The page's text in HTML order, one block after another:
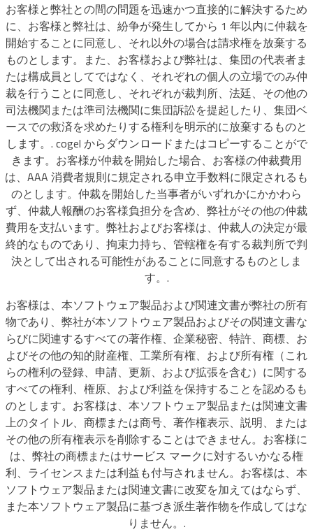
お客様と弊社との間の問題を迅速かつ直接的に解決するため
に、お客様と弊社は、紛争が発生してから 1 年以内に仲裁を
開始することに同意し、それ以外の場合は請求権を放棄する
ものとします。また、お客様および弊社は、集団の代表者ま
たは構成員としてではなく、それぞれの個人の立場でのみ仲
裁を行うことに同意し、それぞれが裁判所、法廷、その他の
司法機関または準司法機関に集団訴訟を提起したり、集団ベ
ースでの救済を求めたりする権利を明示的に放棄するものと
します。. cogel からダウンロードまたはコピーすることがで
きます。お客様が仲裁を開始した場合、お客様の仲裁費用
は、AAA 消費者規則に規定される申立手数料に限定されるも
のとします。仲裁を開始した当事者がいずれかにかかわら
ず、仲裁人報酬のお客様負担分を含め、弊社がその他の仲裁
費用を支払います。弊社およびお客様は、仲裁人の決定が最
終的なものであり、拘束力持ち、管轄権を有する裁判所で判
決として出される可能性があることに同意するものとしま
す。.
お客様は、本ソフトウェア製品および関連文書が弊社の所有
物であり、弊社が本ソフトウェア製品およびその関連文書な
らびに関連するすべての著作権、企業秘密、特許、商標、お
よびその他の知的財産権、工業所有権、および所有権（これ
らの権利の登録、申請、更新、および拡張を含む）に関する
すべての権利、権原、および利益を保持することを認めるも
のとします。お客様は、本ソフトウェア製品または関連文書
上のタイトル、商標または商号、著作権表示、説明、または
その他の所有権表示を削除することはできません。お客様に
は、弊社の商標またはサービス マークに対するいかなる権
利、ライセンスまたは利益も付与されません。お客様は、本
ソフトウェア製品または関連文書に改変を加えてはならず、
また本ソフトウェア製品に基づき派生著作物を作成してはな
りません。.